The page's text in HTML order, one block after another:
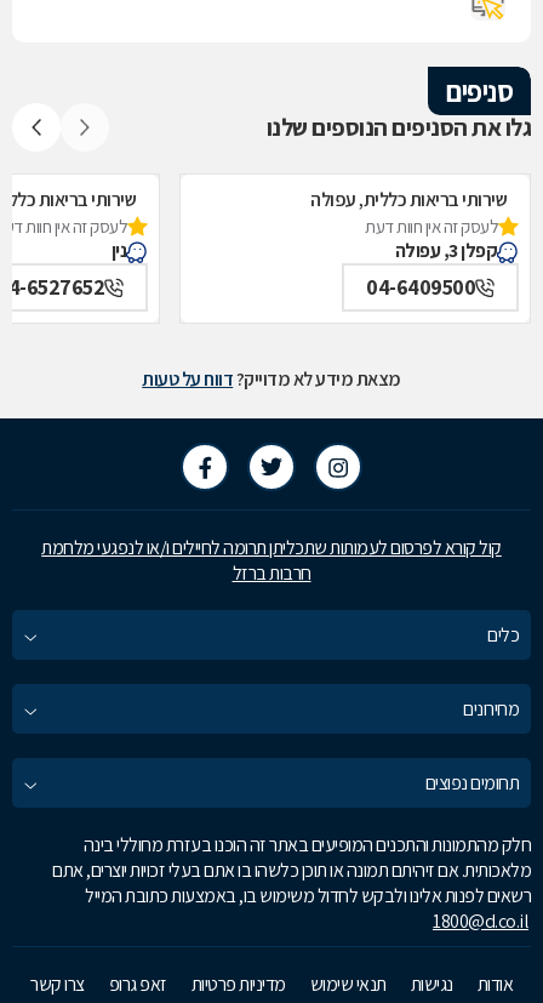
סניפים
גלו את הסניפים הנוספים שלנו
שירותי בריאות כללית, עפולה
לעסק זה אין חוות דעת
קפלן 3, עפולה
04-6409500
שירותי בריאות
לעסק זה אין חוות
נין
6527652
מצאת מידע לא מדוייק?דווח על טעות
קול קורא לפרסום לעמותות שתכליתן תרומה לחיילים ו/או לנפגעי מלחמת
חרבות ברזל
כלים
מחירונים
תחומים נפוצים
חלק מהתמונות והתכנים המופיעים באתר זה הוכנו בעזרת מחוללי בינה
מלאכותית. אם זיהיתם תמונה או תוכן כלשהו בו אתם בעלי זכויות יוצרים, אתם
רשאים לפנות אלינו ולבקש לחדול משימוש בו, באמצעות כתובת המייל
1800@d.co.il
אודות נגישות תנאי שימוש מדיניות פרטיות זאפ גרופ צרו קשר